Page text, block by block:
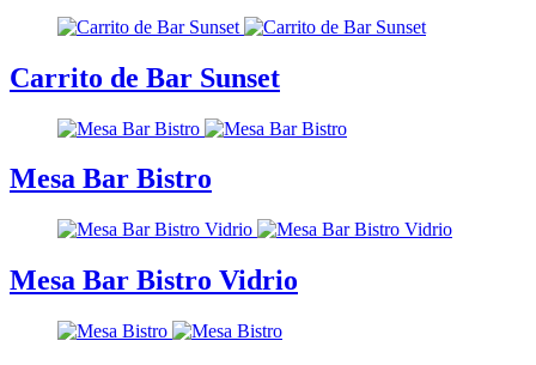
Carrito de Bar Sunset
Mesa Bar Bistro
Mesa Bar Bistro Vidrio